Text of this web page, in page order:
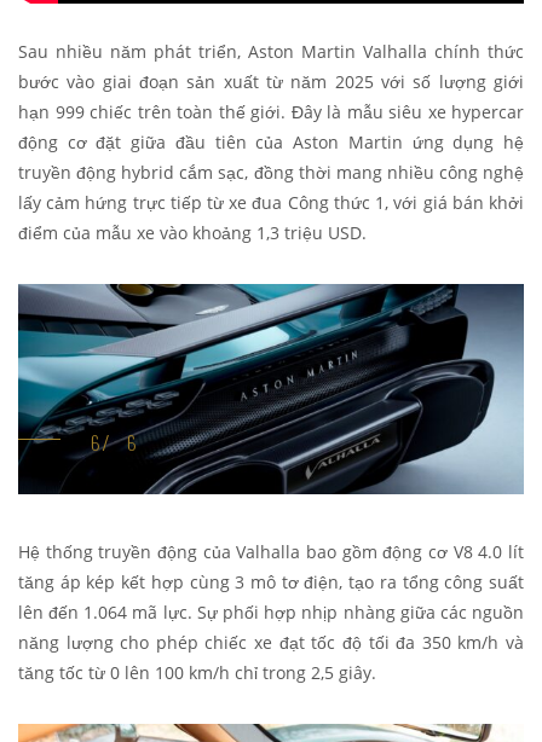
Sau nhiều năm phát triển, Aston Martin Valhalla chính thức
bước vào giai đoạn sản xuất từ năm 2025 với số lượng giới
hạn 999 chiếc trên toàn thế giới. Đây là mẫu siêu xe hypercar
động cơ đặt giữa đầu tiên của Aston Martin ứng dụng hệ
truyền động hybrid cắm sạc, đồng thời mang nhiều công nghệ
lấy cảm hứng trực tiếp từ xe đua Công thức 1, với giá bán khởi
điểm của mẫu xe vào khoảng 1,3 triệu USD.
Hệ thống truyền động của Valhalla bao gồm động cơ V8 4.0 lít
tăng áp kép kết hợp cùng 3 mô tơ điện, tạo ra tổng công suất
lên đến 1.064 mã lực. Sự phối hợp nhịp nhàng giữa các nguồn
năng lượng cho phép chiếc xe đạt tốc độ tối đa 350 km/h và
tăng tốc từ 0 lên 100 km/h chỉ trong 2,5 giây.